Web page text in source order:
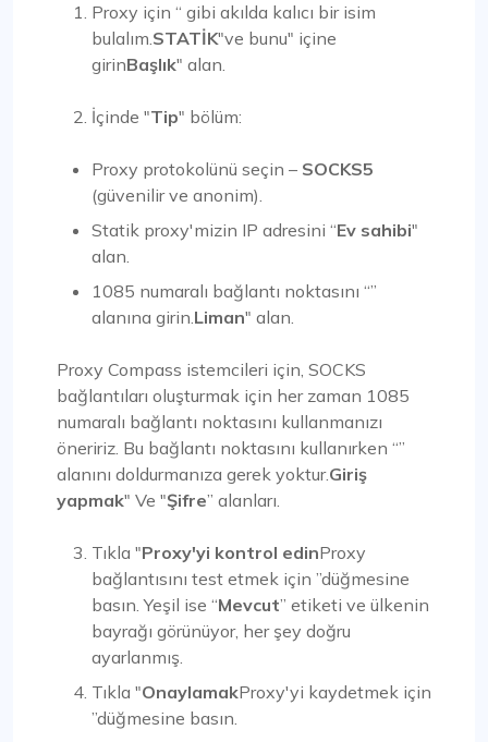
Proxy için “ gibi akılda kalıcı bir isim
bulalım.STATİK"ve bunu" içine
girinBaşlık" alan.
İçinde "Tip" bölüm:
Proxy protokolünü seçin – SOCKS5
(güvenilir ve anonim).
Statik proxy'mizin IP adresini “Ev sahibi"
alan.
1085 numaralı bağlantı noktasını “”
alanına girin.Liman" alan.
Proxy Compass istemcileri için, SOCKS
bağlantıları oluşturmak için her zaman 1085
numaralı bağlantı noktasını kullanmanızı
öneririz. Bu bağlantı noktasını kullanırken “”
alanını doldurmanıza gerek yoktur.Giriş
yapmak" Ve "Şifre” alanları.
Tıkla "Proxy'yi kontrol edinProxy
bağlantısını test etmek için ”düğmesine
basın. Yeşil ise “Mevcut” etiketi ve ülkenin
bayrağı görünüyor, her şey doğru
ayarlanmış.
Tıkla "OnaylamakProxy'yi kaydetmek için
”düğmesine basın.